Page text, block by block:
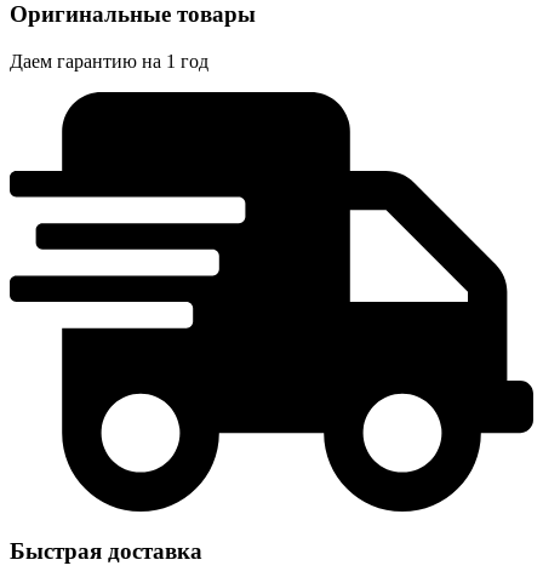
Оригинальные товары
Даем гарантию на 1 год
Быстрая доставка